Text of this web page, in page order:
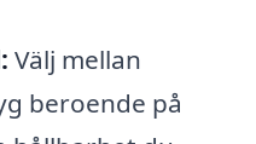
Välj mellan
beroende på